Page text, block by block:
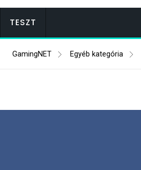
TESZT
GamingNET Egyéb kategória